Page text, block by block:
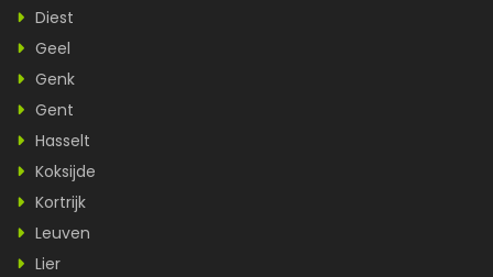
Diest
Geel
Genk
Gent
Hasselt
Koksijde
Kortrijk
Leuven
Lier